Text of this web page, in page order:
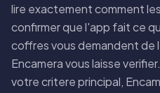
lire exactement comment
confirmer que l'app fait ce
coffres vous demandent de
Encamera vous laisse
votre critere principal,